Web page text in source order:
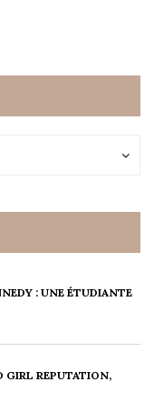
: UNE ÉTUDIANTE
GIRL REPUTATION,